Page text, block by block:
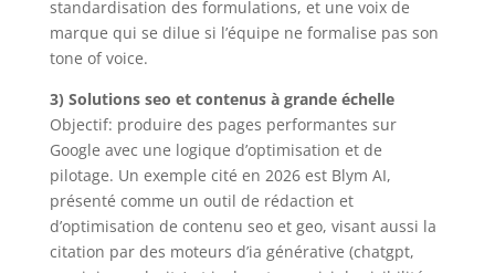
standardisation des formulations, et une voix de
marque qui se dilue si l’équipe ne formalise pas son
tone of voice.
3) Solutions seo et contenus à grande échelle
Objectif: produire des pages performantes sur
Google avec une logique d’optimisation et de
pilotage. Un exemple cité en 2026 est Blym AI,
présenté comme un outil de rédaction et
d’optimisation de contenu seo et geo, visant aussi la
citation par des moteurs d’ia générative (chatgpt,